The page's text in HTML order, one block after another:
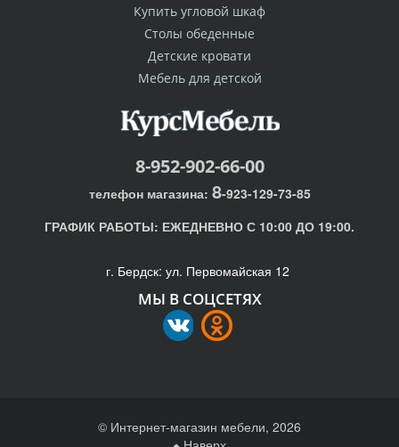
Купить угловой шкаф
Столы обеденные
Детские кровати
Мебель для детской
8-952-902-66-00
телефон магазина: 8-923-129-73-85
ГРАФИК РАБОТЫ: ЕЖЕДНЕВНО С 10:00 ДО 19:00.
г. Бердск: ул. Первомайская 12
МЫ В СОЦСЕТЯХ
© Интернет-магазин мебели, 2026